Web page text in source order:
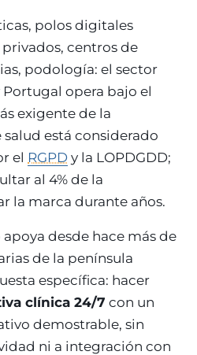
Evolución
Automatización,
IA aplicada,
evolución guiada
Sanidad y
hospitales
RGPD reforzado,
Sector
diputaciones,
Pharma e
industria
GxP, AEMPS, ISO
13485, entornos
validados
polos digitales
centros de
podología: el sector
opera bajo el
exigente de la
está considerado
el RGPD y la LOPDGDD;
al 4% de la
la marca durante años.
desde hace más de
de la península
específica: hacer
clínica 24/7 con un
demostrable, sin
ni a integración con